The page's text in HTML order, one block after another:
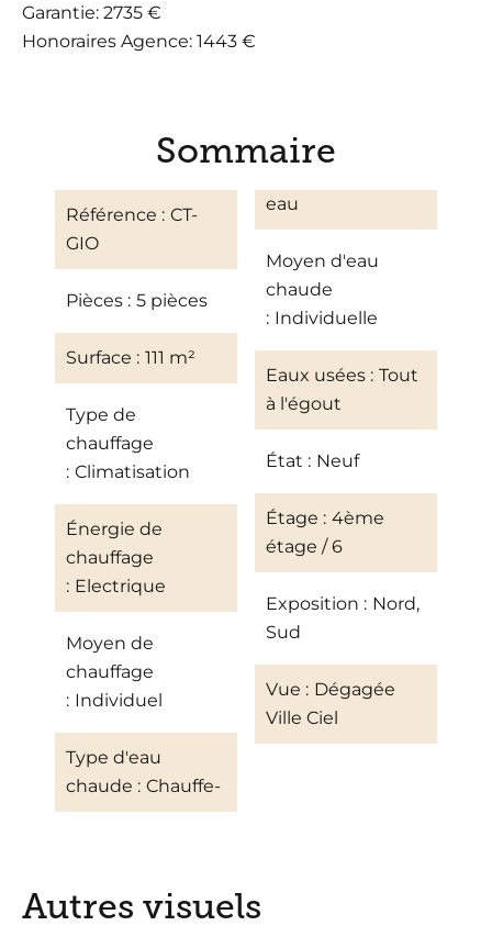
Garantie: 2735 €
Honoraires Agence: 1443 €
Sommaire
Référence
CT-
GIO
Pièces 5 pièces
Surface 111 m²
Type de
chauffage
Climatisation
Énergie de
chauffage
Electrique
Moyen de
chauffage
Individuel
Type d'eau
chaude
Chauffe-
eau
Moyen d'eau
chaude
Individuelle
Eaux usées
Tout
à l'égout
État Neuf
Étage
4ème
étage / 6
Exposition
Nord,
Sud
Vue
Dégagée
Ville Ciel
Autres visuels